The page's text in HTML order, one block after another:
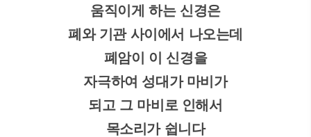
움직이게 하는 신경은
폐와 기관 사이에서 나오는데
폐암이 이 신경을
자극하여 성대가 마비가
되고 그 마비로 인해서
목소리가 쉽니다